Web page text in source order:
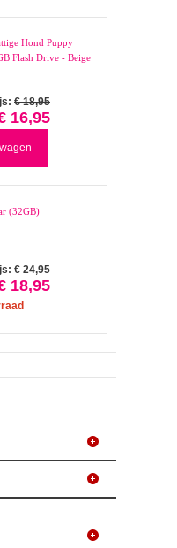
Hond Puppy
Flash Drive - Beige
€ 18,95
16,95
(32GB)
€ 24,95
18,95